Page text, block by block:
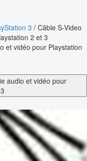
3 / Câble S-Video
2 et 3